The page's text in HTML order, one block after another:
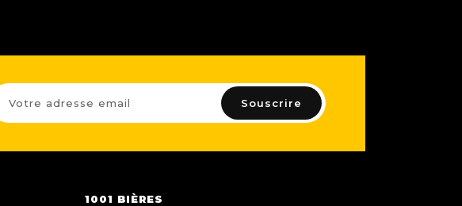
1001 BIÈRES